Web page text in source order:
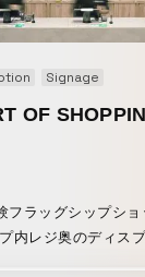
shoku/series/04/
の旅」を実際に体験
イムマシン」も企画
Signage
OF
フラッグシップシ
内レジ奥のディス